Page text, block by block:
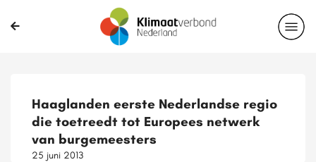
Haaglanden eerste Nederlandse regio
die toetreedt tot Europees netwerk
van burgemeesters
25 juni 2013